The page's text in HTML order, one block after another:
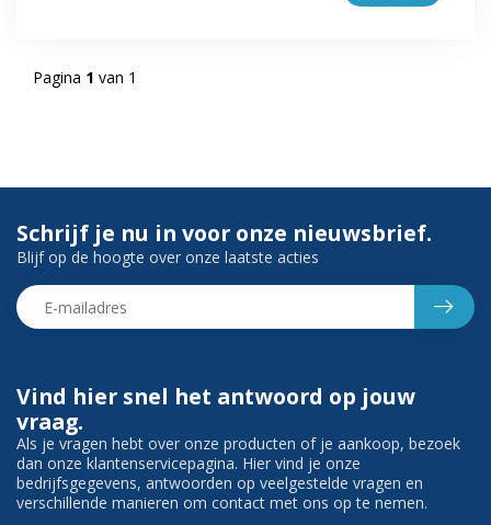
Pagina 1 van 1
Vind hier snel het antwoord op jouw
vraag.
Als je vragen hebt over onze producten of je aankoop, bezoek
dan onze klantenservicepagina. Hier vind je onze
bedrijfsgegevens, antwoorden op veelgestelde vragen en
verschillende manieren om contact met ons op te nemen.
Schrijf je nu in voor onze nieuwsbrief.
Blijf op de hoogte over onze laatste acties